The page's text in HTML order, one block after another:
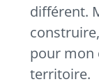
différent.
pour mon
territoire.